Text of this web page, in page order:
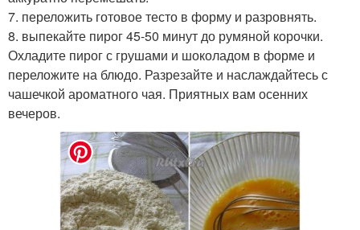
7. переложить готовое тесто в форму и разровнять.
8. выпекайте пирог 45-50 минут до румяной корочки.
Охладите пирог с грушами и шоколадом в форме и
переложите на блюдо. Разрезайте и наслаждайтесь с
чашечкой ароматного чая. Приятных вам осенних
вечеров.